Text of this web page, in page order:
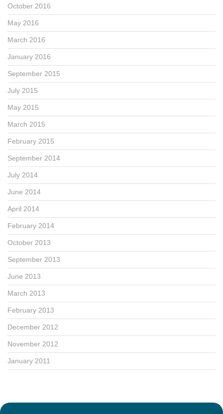
October 2016
May 2016
March 2016
January 2016
September 2015
July 2015
May 2015
March 2015
February 2015
September 2014
July 2014
June 2014
April 2014
February 2014
October 2013
September 2013
June 2013
March 2013
February 2013
December 2012
November 2012
January 2011